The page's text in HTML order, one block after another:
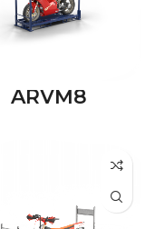
ARVM8